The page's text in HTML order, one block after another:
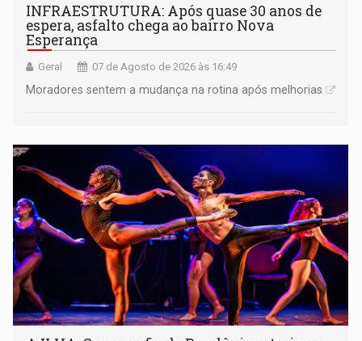
INFRAESTRUTURA: Após quase 30 anos de
espera, asfalto chega ao bairro Nova
Esperança
Geral 07 de Agosto de 2026 às 16:49
Moradores sentem a mudança na rotina após melhorias